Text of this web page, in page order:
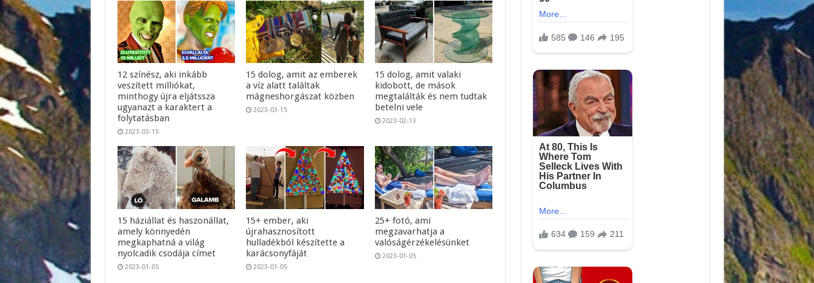
12 színész, aki inkább
veszített milliókat,
minthogy újra eljátssza
ugyanazt a karaktert a
folytatásban
2023-03-15
15 dolog, amit az emberek
a víz alatt találtak
mágneshorgászat közben
2023-03-15
15 dolog, amit valaki
kidobott, de mások
megtalálták és nem tudtak
betelni vele
2023-02-13
15 háziállat és haszonállat,
amely könnyedén
megkaphatná a világ
nyolcadik csodája címet
2023-01-05
15+ ember, aki
újrahasznosított
hulladékból készítette a
karácsonyfáját
2023-01-05
25+ fotó, ami
megzavarhatja a
valóságérzékelésünket
2023-01-05